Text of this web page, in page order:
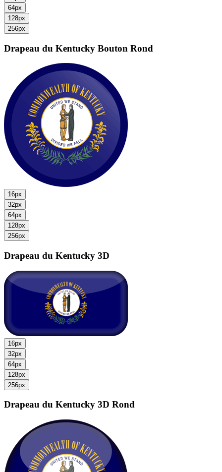
64px
128px
256px
Drapeau du Kentucky Bouton Rond
16px
32px
64px
128px
256px
Drapeau du Kentucky 3D
16px
32px
64px
128px
256px
Drapeau du Kentucky 3D Rond